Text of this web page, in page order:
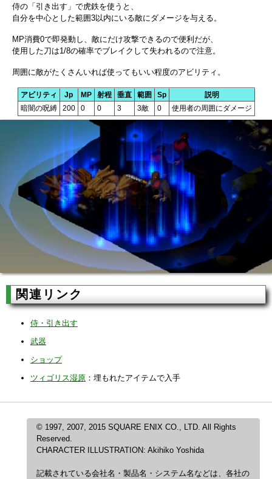
侍の「引き出す」で虎鉄を使うと、
自分を中心とした範囲3以内にいる敵にダメージを与える。
MP消費0で即発動し、敵にだけ攻撃できるので便利だが、
使用した刀は1/8の確率でブレイクして失われるので注意。
周囲に敵がたくさんいれば使ってもいい程度のアビリティ。
アビリティ Jp MP 射程 垂直 範囲 Sp
説明
暗闇の呪縛
200 0 0 3 3敵 0 使用者の周囲にダメージ
関連リンク
侍・引き出す
武器
ショップ
ツィゴリス湿原 ：埋もれたアイテムで入手
© 1997, 2007, 2015 SQUARE ENIX CO., LTD. All Rights
Reserved.
CHARACTER ILLUSTRATION: Akihiko Yoshida
記載されている会社名・製品名・システム名などは、各社の